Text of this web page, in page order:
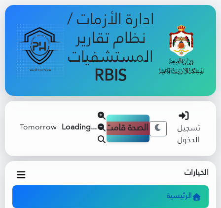
ادارة الأزمات /
نظام تقارير
المستشفيات
RBIS
Tomorrow Loading...
وزير الصحة قامت مديرية إدارة الأزمات بتفعيل غرفة عمليات طوارئ الصحة العامة على مدار
تسجيل
الدخول
الخيارات
الرئيسية